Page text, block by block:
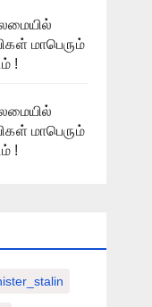
மாபெரும்
!
மாபெரும்
!